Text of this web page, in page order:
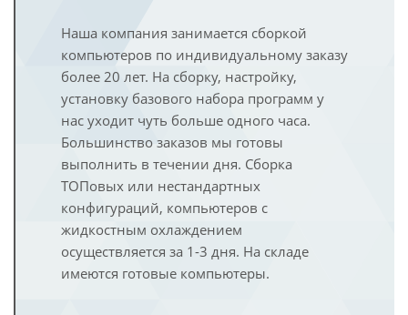
Наша компания занимается сборкой
компьютеров по индивидуальному заказу
более 20 лет. На сборку, настройку,
установку базового набора программ у
нас уходит чуть больше одного часа.
Большинство заказов мы готовы
выполнить в течении дня. Сборка
ТОПовых или нестандартных
конфигураций, компьютеров с
жидкостным охлаждением
осуществляется за 1-3 дня. На складе
имеются готовые компьютеры.